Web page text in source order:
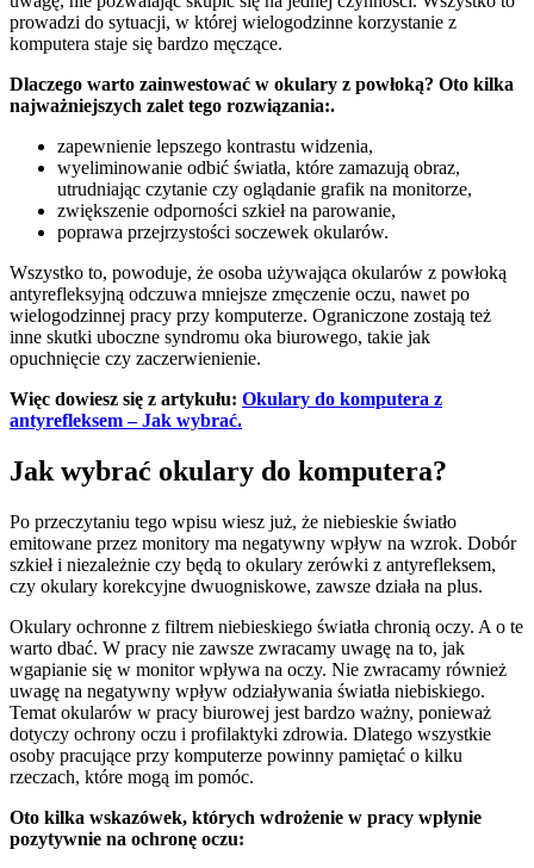
prowadzi do sytuacji, w której wielogodzinne korzystanie z
komputera staje się bardzo męczące.
Dlaczego warto zainwestować w okulary z powłoką? Oto kilka
najważniejszych zalet tego rozwiązania:.
zapewnienie lepszego kontrastu widzenia,
wyeliminowanie odbić światła, które zamazują obraz,
utrudniając czytanie czy oglądanie grafik na monitorze,
zwiększenie odporności szkieł na parowanie,
poprawa przejrzystości soczewek okularów.
Wszystko to, powoduje, że osoba używająca okularów z powłoką
antyrefleksyjną odczuwa mniejsze zmęczenie oczu, nawet po
wielogodzinnej pracy przy komputerze. Ograniczone zostają też
inne skutki uboczne syndromu oka biurowego, takie jak
opuchnięcie czy zaczerwienienie.
Więc dowiesz się z artykułu: Okulary do komputera z
antyrefleksem – Jak wybrać.
Jak wybrać okulary do komputera?
Po przeczytaniu tego wpisu wiesz już, że niebieskie światło
emitowane przez monitory ma negatywny wpływ na wzrok. Dobór
szkieł i niezależnie czy będą to okulary zerówki z antyrefleksem,
czy okulary korekcyjne dwuogniskowe, zawsze działa na plus.
Okulary ochronne z filtrem niebieskiego światła chronią oczy. A o te
warto dbać. W pracy nie zawsze zwracamy uwagę na to, jak
wgapianie się w monitor wpływa na oczy. Nie zwracamy również
uwagę na negatywny wpływ odziaływania światła niebiskiego.
Temat okularów w pracy biurowej jest bardzo ważny, ponieważ
dotyczy ochrony oczu i profilaktyki zdrowia. Dlatego wszystkie
osoby pracujące przy komputerze powinny pamiętać o kilku
rzeczach, które mogą im pomóc.
Oto kilka wskazówek, których wdrożenie w pracy wpłynie
pozytywnie na ochronę oczu: